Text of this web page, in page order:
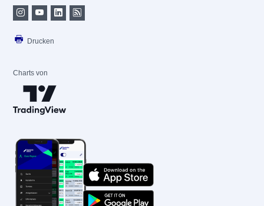
Drucken
Charts von